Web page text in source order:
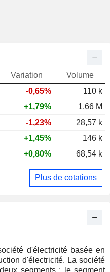
d'électricité basée en
d'électricité. La société
segments : le segment
Variation
Volume
-0,65%
110 k
+1,79%
1,66 M
-1,23%
28,57 k
+1,45%
146 k
+0,80% 68,54 k
Plus de cotations